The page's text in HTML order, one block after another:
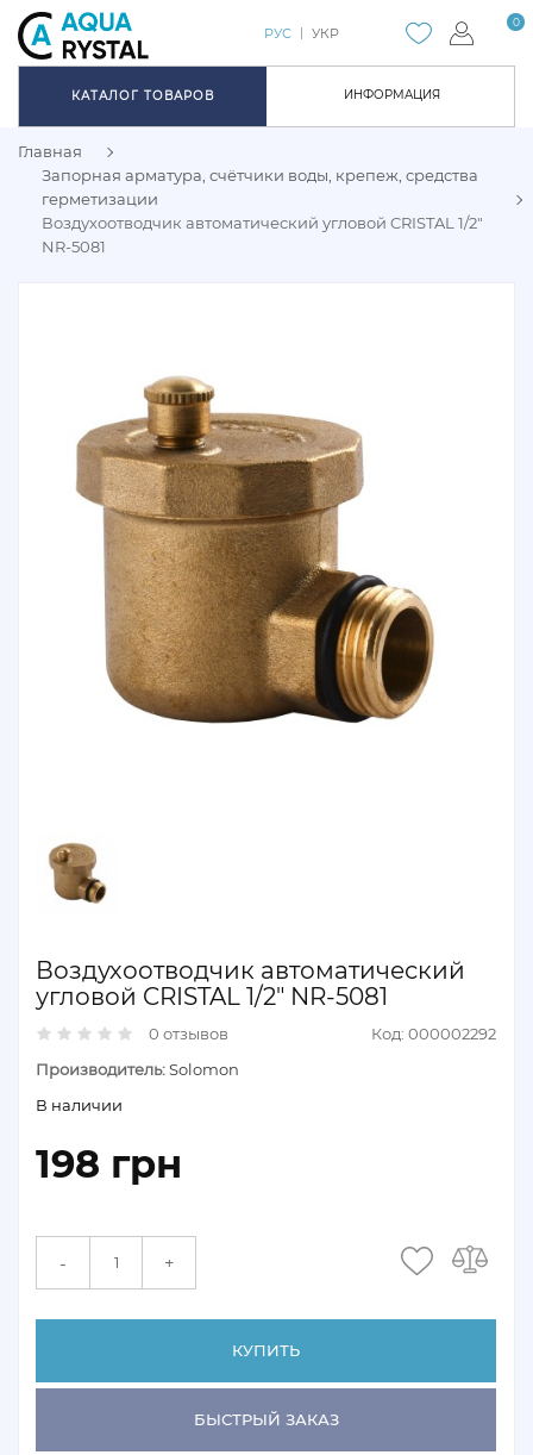
ИНФОРМАЦИЯ
0
РУС УКР
КАТАЛОГ ТОВАРОВ
Главная
Запорная арматура, счётчики воды, крепеж, средства
герметизации
Воздухоотводчик автоматический угловой CRISTAL 1/2"
NR-5081
Воздухоотводчик автоматический
угловой CRISTAL 1/2" NR-5081
0 отзывов
Код: 000002292
Производитель:Solomon
В наличии
198 грн
- +
КУПИТЬ
БЫСТРЫЙ ЗАКАЗ